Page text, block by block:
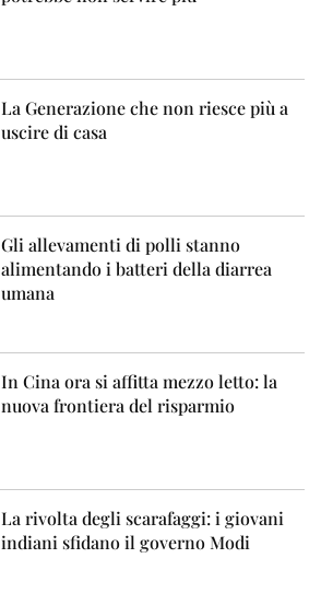
La Generazione che non riesce più a
uscire di casa
Gli allevamenti di polli stanno
alimentando i batteri della diarrea
umana
In Cina ora si affitta mezzo letto: la
nuova frontiera del risparmio
La rivolta degli scarafaggi: i giovani
indiani sfidano il governo Modi